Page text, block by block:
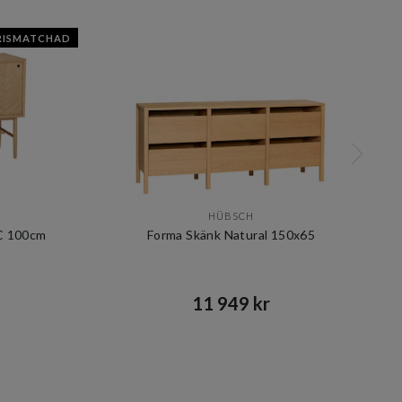
100cm
HÜBSCH
Forma Skänk Natural 150x65
11 949 kr​​